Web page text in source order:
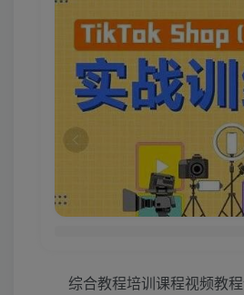
综合教程培训课程视频教程